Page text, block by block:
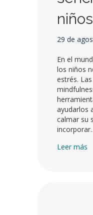
niños
29 de
En el
los niños
estrés.
ayudarlos
calmar su
Leer más